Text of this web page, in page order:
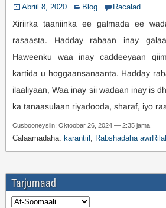
Abriil 8, 2020 Blog Racalad
Xiriirka taaniinka ee galmada ee
rasaasta. Hadday rabaan inay
Haweenku waa inay caddeeyaan
kartida u hoggaansanaanta. Hadday
ilaaliyaan, Waa inay sii wadaan inay is
ka tanaasulaan riyadooda, sharaf, iyo
Cusbooneysiin: Oktoobar 26, 2024 — 2:35 jama
Calaamadaha: karantiil , Rabshadaha awrRilal
Tarjumaad